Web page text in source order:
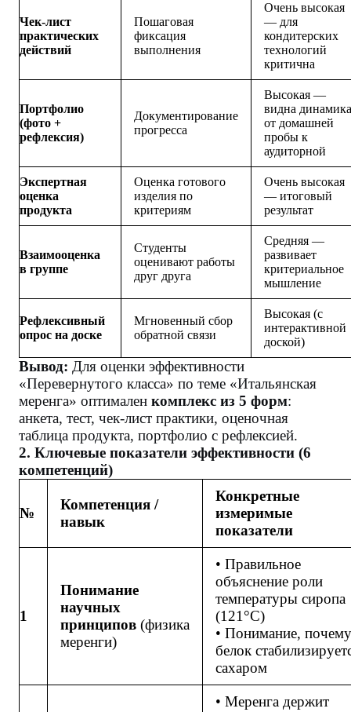
Чек-лист
практических
действий
Пошаговая
фиксация
выполнения
Очень высокая
— для
кондитерских
технологий
критична
Портфолио
(фото +
рефлексия)
Документирование
прогресса
Высокая —
видна динамика
от домашней
пробы к
аудиторной
Экспертная
оценка
продукта
Оценка готового
изделия по
критериям
Очень высокая
— итоговый
результат
Взаимооценка
в группе
Студенты
оценивают работы
друг друга
Средняя —
развивает
критериальное
мышление
Рефлексивный
опрос на доске
Мгновенный сбор
обратной связи
Высокая (с
интерактивной
доской)
Вывод: Для оценки эффективности
«Перевернутого класса» по теме «Итальянская
меренга» оптимален комплекс из 5 форм:
анкета, тест, чек-лист практики, оценочная
таблица продукта, портфолио с рефлексией.
2. Ключевые показатели эффективности (6
компетенций)
№
Компетенция /
навык
Конкретные
измеримые
показатели
1
Понимание
научных
принципов (физика
меренги)
• Правильное
объяснение роли
температуры сиропа
(121°C)
• Понимание, почему
белок
сахаром
• Меренга держит